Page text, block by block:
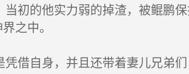
初的他实力弱的掉渣，被鲲鹏
之中。
借自身，并且还带着妻儿兄弟们